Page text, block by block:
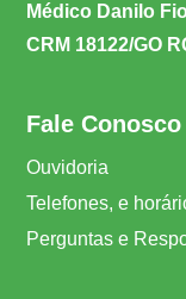
Médico Danilo
CRM 18122/GO
Fale Conosco
Ouvidoria
Telefones, e
Perguntas e